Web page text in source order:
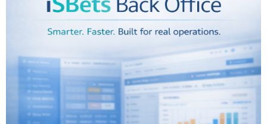
NOTIZIE & EVENTI